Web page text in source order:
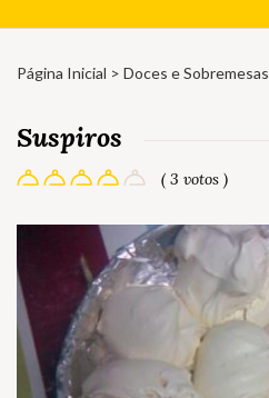
Página Inicial > Doces e Sobremesas
Suspiros
( 3 votos )